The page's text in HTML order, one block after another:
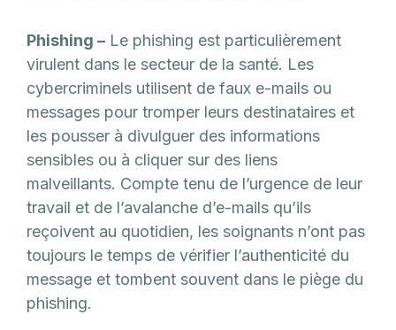
Phishing – Le phishing est particulièrement
virulent dans le secteur de la santé. Les
cybercriminels utilisent de faux e-mails ou
messages pour tromper leurs destinataires et
les pousser à divulguer des informations
sensibles ou à cliquer sur des liens
malveillants. Compte tenu de l’urgence de leur
travail et de l’avalanche d’e-mails qu’ils
reçoivent au quotidien, les soignants n’ont pas
toujours le temps de vérifier l’authenticité du
message et tombent souvent dans le piège du
phishing.